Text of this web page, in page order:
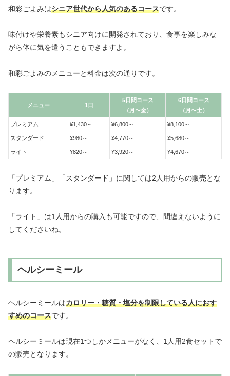
和彩ごよみはシニア世代から人気のあるコースです。
味付けや栄養素もシニア向けに開発されており、食事を楽しみな
がら体に気を遣うこともできますよ。
和彩ごよみのメニューと料金は次の通りです。
メニュー 1日
5日間コース
（月〜金）
6日間コース
（月〜土）
プレミアム ¥1,430～ ¥6,800～ ¥8,100～
スタンダード ¥980～ ¥4,770～ ¥5,680～
ライト ¥820～ ¥3,920～ ¥4,670～
「プレミアム」「スタンダード」に関しては2人用からの販売とな
ります。
「ライト」は1人用からの購入も可能ですので、間違えないように
してくださいね。
ヘルシーミール
ヘルシーミールはカロリー・糖質・塩分を制限している人におす
すめのコースです。
ヘルシーミールは現在1つしかメニューがなく、1人用2食セットで
の販売となります。